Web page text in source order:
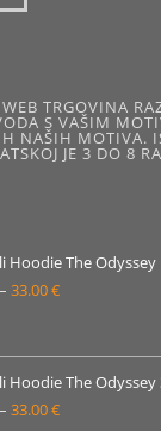
ima
odabrati
na
stranici
proizvoda
TRGOVINA
S VAŠIM
NAŠIH MOTIVA.
JE 3 DO 8
Hoodie The
– 33.00€Raspon
19.00 €
do
Hoodie The Odyssey
– 33.00€Raspon